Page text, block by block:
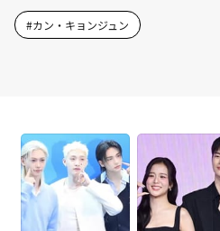
#カン・キョンジュン